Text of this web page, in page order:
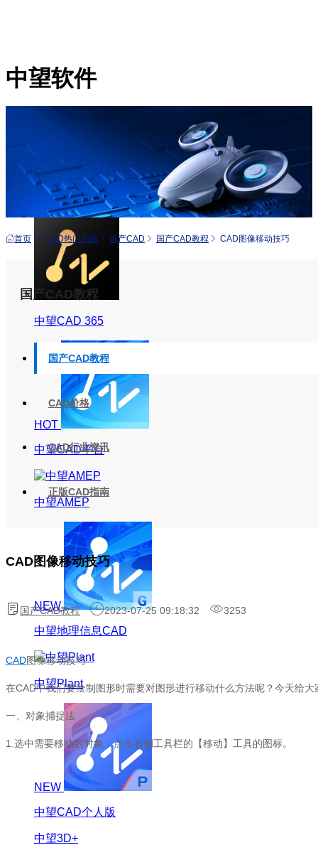
中望软件
中望CAD+
从工具到平台 打造行业解决方案
中望CAD 365
HOT
中望CAD平台
中望AMEP
NEW
中望地理信息CAD
中望Plant
NEW
中望CAD个人版
中望3D+
首页 CAD热门问题 国产CAD 国产CAD教程 CAD图像移动技巧
国产CAD教程
国产CAD教程
CAD价格
CAD行业资讯
正版CAD指南
CAD图像移动技巧
国产CAD教程 2023-07-25 09:18:32 3253
CAD图像移动技巧
在CAD中我们要绘制图形时需要对图形进行移动什么方法呢？今天给
一、对象捕捉法
1. 选中需要移动的对象，点击右侧工具栏的【移动】工具的图标。